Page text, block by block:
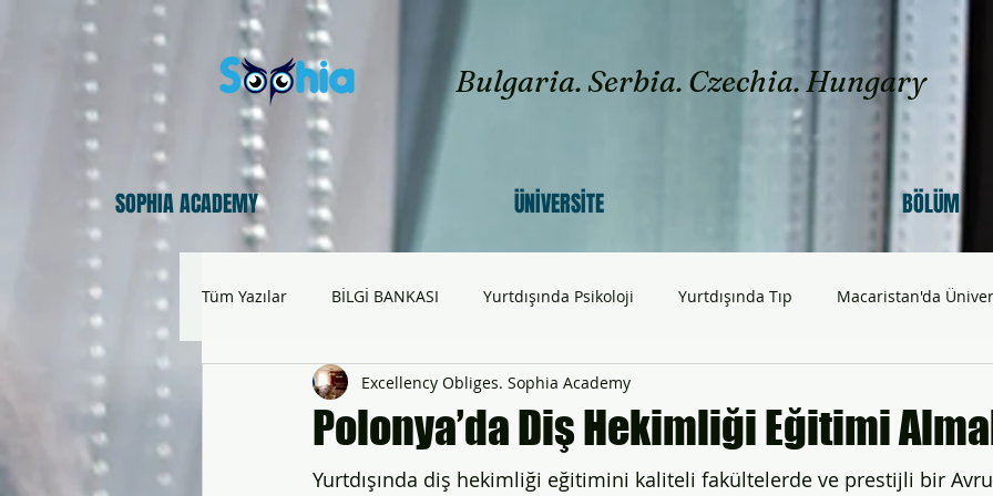
Bulgaria. Serbia. Czechia. Hungary
SOPHIA ACADEMY ÜNİVERSİTE BÖLÜM
Tüm Yazılar BİLGİ BANKASI Yurtdışında Psikoloji Yurtdışında Tıp Macaristan'da
Çekya'da Üniversite Bulgaristan'da Üniversite
Yurtdışı Eğitim Fikriyat Yurtdışında Mühendislik & Teknoloji Yurtdışında Diş Hekimliği
Polonya’da Diş Hekimliği Eğitimi
Excellency Obliges. Sophia Academy
Yurtdışında diş hekimliği eğitimini kaliteli fakültelerde ve prestijli bir